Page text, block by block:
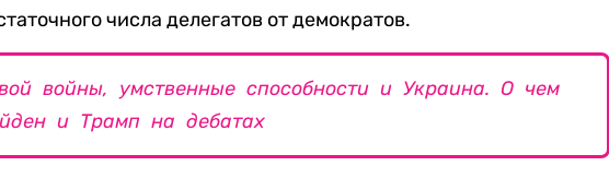
числа делегатов от демократов.
войны, умственные способности и Украина. О чем
и Трамп на дебатах